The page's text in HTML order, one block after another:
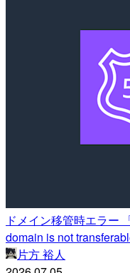
ドメイン移管時エラー
domain is not
片方 裕人